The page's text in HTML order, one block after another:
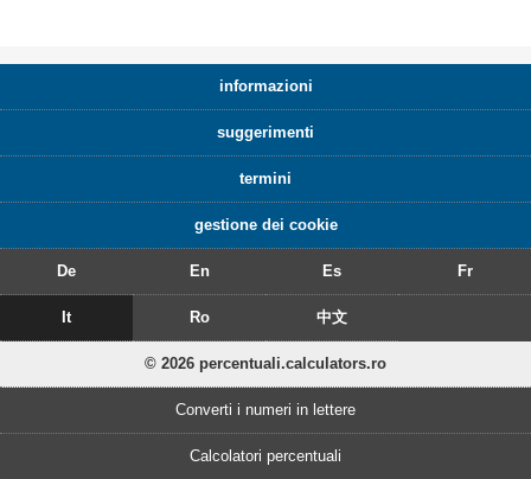
informazioni
suggerimenti
termini
gestione dei cookie
De En Es Fr
It Ro 中文
© 2026 percentuali.calculators.ro
Converti i numeri in lettere
Calcolatori percentuali